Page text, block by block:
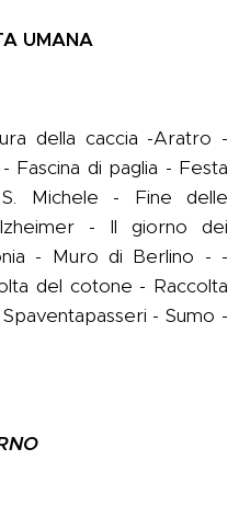
UMANA
della caccia -Aratro -
di paglia - Festa
Michele - Fine delle
- Il giorno dei
- Muro di Berlino - -
del cotone - Raccolta
- Sumo -